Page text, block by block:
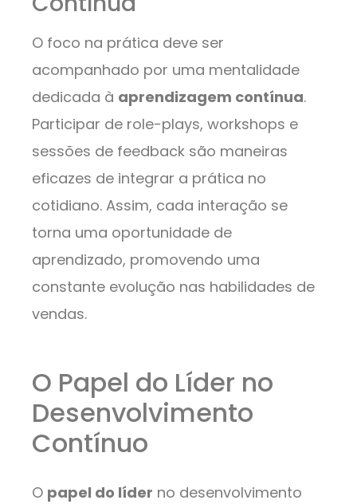
O foco na prática deve ser
acompanhado por uma mentalidade
dedicada à aprendizagem contínua.
Participar de role-plays, workshops e
sessões de feedback são maneiras
eficazes de integrar a prática no
cotidiano. Assim, cada interação se
torna uma oportunidade de
aprendizado, promovendo uma
constante evolução nas habilidades de
vendas.
O Papel do Líder no
Desenvolvimento
Contínuo
O papel do líder no desenvolvimento